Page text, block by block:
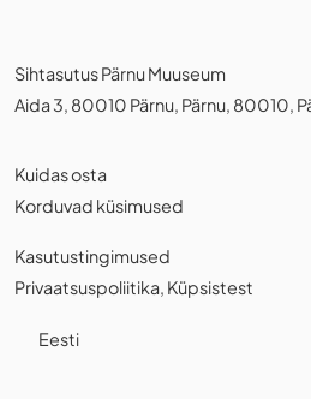
Sihtasutus Pärnu Muuseum
Aida 3, 80010 Pärnu, Pärnu, 80010,
Kuidas osta
Korduvad küsimused
Kasutustingimused
Privaatsuspoliitika, Küpsistest
Eesti